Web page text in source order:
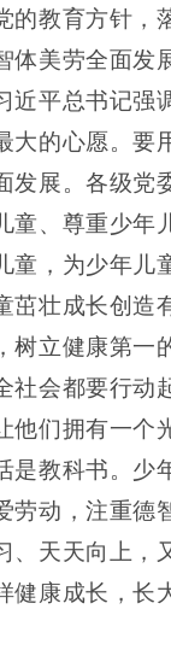
的教育方针，
体美劳全面发
近平总书记强
大的心愿。要
发展。各级党
童、尊重少年
童，为少年儿
茁壮成长创造
树立健康第一
社会都要行动
他们拥有一个
是教科书。少
劳动，注重德
、天天向上，
健康成长，长